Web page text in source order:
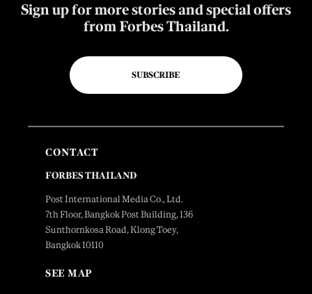
Sign up for more stories and special offers
from Forbes Thailand.
SUBSCRIBE
CONTACT
FORBES THAILAND
Post International Media Co., Ltd.
7th Floor, Bangkok Post Building, 136
Sunthornkosa Road, Klong Toey,
Bangkok 10110
SEE MAP